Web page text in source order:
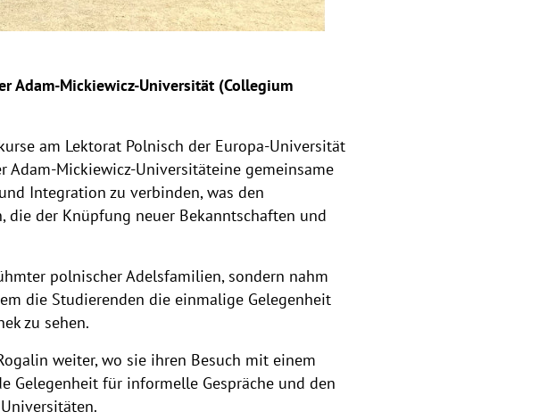
Adam-Mickiewicz-Universität (Collegium
am Lektorat Polnisch der Europa-Universität
Mickiewicz-Universitäteine gemeinsame
Integration zu verbinden, was den
die der Knüpfung neuer Bekanntschaften und
polnischer Adelsfamilien, sondern nahm
die Studierenden die einmalige Gelegenheit
zu sehen.
weiter, wo sie ihren Besuch mit einem
Gelegenheit für informelle Gespräche und den